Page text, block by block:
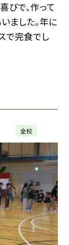
びで、作って
ました。年に
で完食でし
全校